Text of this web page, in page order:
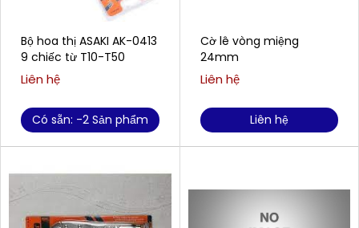
Bộ hoa thị ASAKI AK-0413
9 chiếc từ T10-T50
Liên hệ
Có sẵn: -2 Sản phẩm
Cờ lê vòng miệng
24mm
Liên hệ
Liên hệ